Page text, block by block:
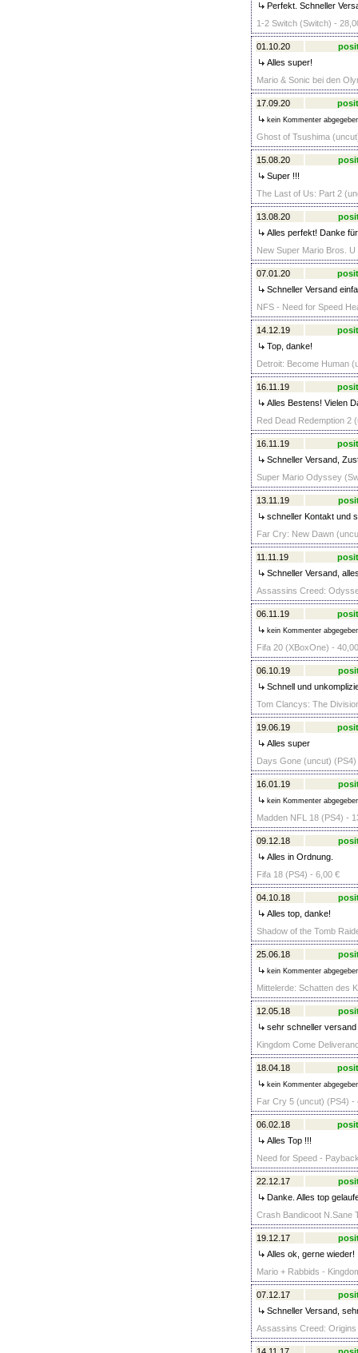
Perfekt. Schneller
1-2 Switch (Switch) -
01.10.20
Alles super!
Mario & Sonic bei den
17.09.20
kein Kommenter
Ghost of Tsushima
15.08.20
Super !!!
The Last of Us: Part 2
13.08.20
Alles perfekt! Danke
New Super Mario Bros.
07.01.20
Schneller Versand
NFS - Need for Speed
14.12.19
Top, danke!
Detroit: Become Human
16.11.19
Alles Bestens! Vielen
Red Dead Redemption 2
16.11.19
Schneller Versand,
Super Mario Odyssey
13.11.19
schneller Kontakt und
Far Cry: New Dawn
11.11.19
Schneller Versand,
Assassins Creed:
06.11.19
kein Kommenter
Fifa 20 (XBoxOne) -
06.10.19
Schnell und
Tom Clancys: The
19.06.19
Alles super
Days Gone (uncut)
16.01.19
kein Kommenter
Madden NFL 18 (PS4) -
09.12.18
Alles in Ordnung.
Fifa 18 (PS4) - 6,00 €
04.10.18
Alles top, danke!
Shadow of the Tomb
25.06.18
kein Kommenter
Mittelerde: Schatten des
12.05.18
sehr schneller versand
Kingdom Come
18.04.18
kein Kommenter
Far Cry 5 (uncut) (PS4) -
06.02.18
Alles Top !!!
Need for Speed -
22.12.17
Danke. Alles top
Crash Bandicoot N.Sane
19.12.17
Alles ok, gerne wieder!
Mario + Rabbids -
07.12.17
Schneller Versand,
Assassins Creed: